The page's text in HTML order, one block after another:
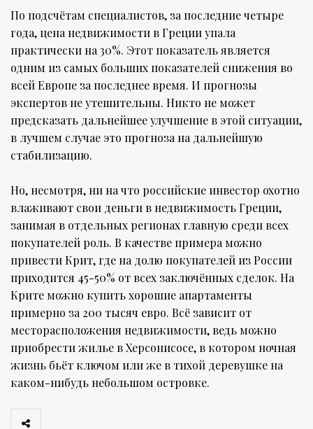
По подсчётам специалистов, за последние четыре
года, цена недвижимости в Греции упала
практически на 30%. Этот показатель является
одним из самых больших показателей снижения во
всей Европе за последнее время. И прогнозы
экспертов не утешительны. Никто не может
предсказать дальнейшее улучшение в этой ситуации,
в лучшем случае это прогноза на дальнейшую
стабилизацию.
Но, несмотря, ни на что российские инвестор охотно
влаживают свои деньги в недвижимость Греции,
занимая в отдельных регионах главную среди всех
покупателей роль. В качестве примера можно
привести Крит, где на долю покупателей из России
приходится 45-50% от всех заключённых сделок. На
Крите можно купить хорошие апартаменты
примерно за 200 тысяч евро. Всё зависит от
месторасположения недвижимости, ведь можно
приобрести жилье в Херсонисосе, в котором ночная
жизнь бьёт ключом или же в тихой деревушке на
каком-нибудь небольшом островке.